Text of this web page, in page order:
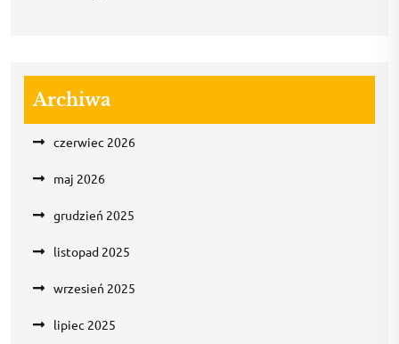
Archiwa
czerwiec 2026
maj 2026
grudzień 2025
listopad 2025
wrzesień 2025
lipiec 2025